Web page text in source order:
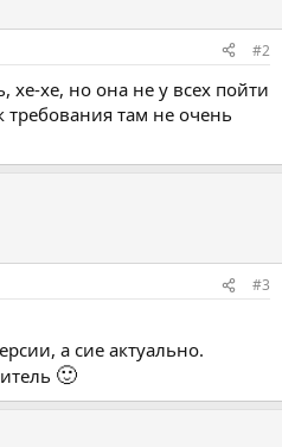
#2
хе-хе, но она не у всех пойти
требования там не очень
#3
а сие актуально.
🙂